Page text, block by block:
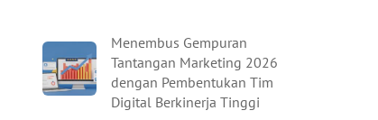
Menembus Gempuran
Tantangan Marketing 2026
dengan Pembentukan Tim
Digital Berkinerja Tinggi